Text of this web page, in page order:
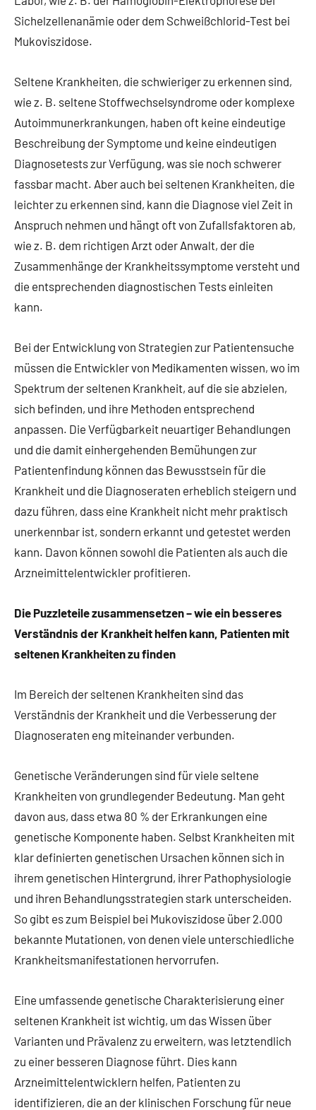
Sichelzellenanämie oder dem Schweißchlorid-Test bei
Mukoviszidose.
Seltene Krankheiten, die schwieriger zu erkennen sind,
wie z. B. seltene Stoffwechselsyndrome oder komplexe
Autoimmunerkrankungen, haben oft keine eindeutige
Beschreibung der Symptome und keine eindeutigen
Diagnosetests zur Verfügung, was sie noch schwerer
fassbar macht. Aber auch bei seltenen Krankheiten, die
leichter zu erkennen sind, kann die Diagnose viel Zeit in
Anspruch nehmen und hängt oft von Zufallsfaktoren ab,
wie z. B. dem richtigen Arzt oder Anwalt, der die
Zusammenhänge der Krankheitssymptome versteht und
die entsprechenden diagnostischen Tests einleiten
kann.
Bei der Entwicklung von Strategien zur Patientensuche
müssen die Entwickler von Medikamenten wissen, wo im
Spektrum der seltenen Krankheit, auf die sie abzielen,
sich befinden, und ihre Methoden entsprechend
anpassen. Die Verfügbarkeit neuartiger Behandlungen
und die damit einhergehenden Bemühungen zur
Patientenfindung können das Bewusstsein für die
Krankheit und die Diagnoseraten erheblich steigern und
dazu führen, dass eine Krankheit nicht mehr praktisch
unerkennbar ist, sondern erkannt und getestet werden
kann. Davon können sowohl die Patienten als auch die
Arzneimittelentwickler profitieren.
Die Puzzleteile zusammensetzen – wie ein besseres
Verständnis der Krankheit helfen kann, Patienten mit
seltenen Krankheiten zu finden
Im Bereich der seltenen Krankheiten sind das
Verständnis der Krankheit und die Verbesserung der
Diagnoseraten eng miteinander verbunden.
Genetische Veränderungen sind für viele seltene
Krankheiten von grundlegender Bedeutung. Man geht
davon aus, dass etwa 80 % der Erkrankungen eine
genetische Komponente haben. Selbst Krankheiten mit
klar definierten genetischen Ursachen können sich in
ihrem genetischen Hintergrund, ihrer Pathophysiologie
und ihren Behandlungsstrategien stark unterscheiden.
So gibt es zum Beispiel bei Mukoviszidose über 2.000
bekannte Mutationen, von denen viele unterschiedliche
Krankheitsmanifestationen hervorrufen.
Eine umfassende genetische Charakterisierung einer
seltenen Krankheit ist wichtig, um das Wissen über
Varianten und Prävalenz zu erweitern, was letztendlich
zu einer besseren Diagnose führt. Dies kann
Arzneimittelentwicklern helfen, Patienten zu
identifizieren, die an der klinischen Forschung für neue